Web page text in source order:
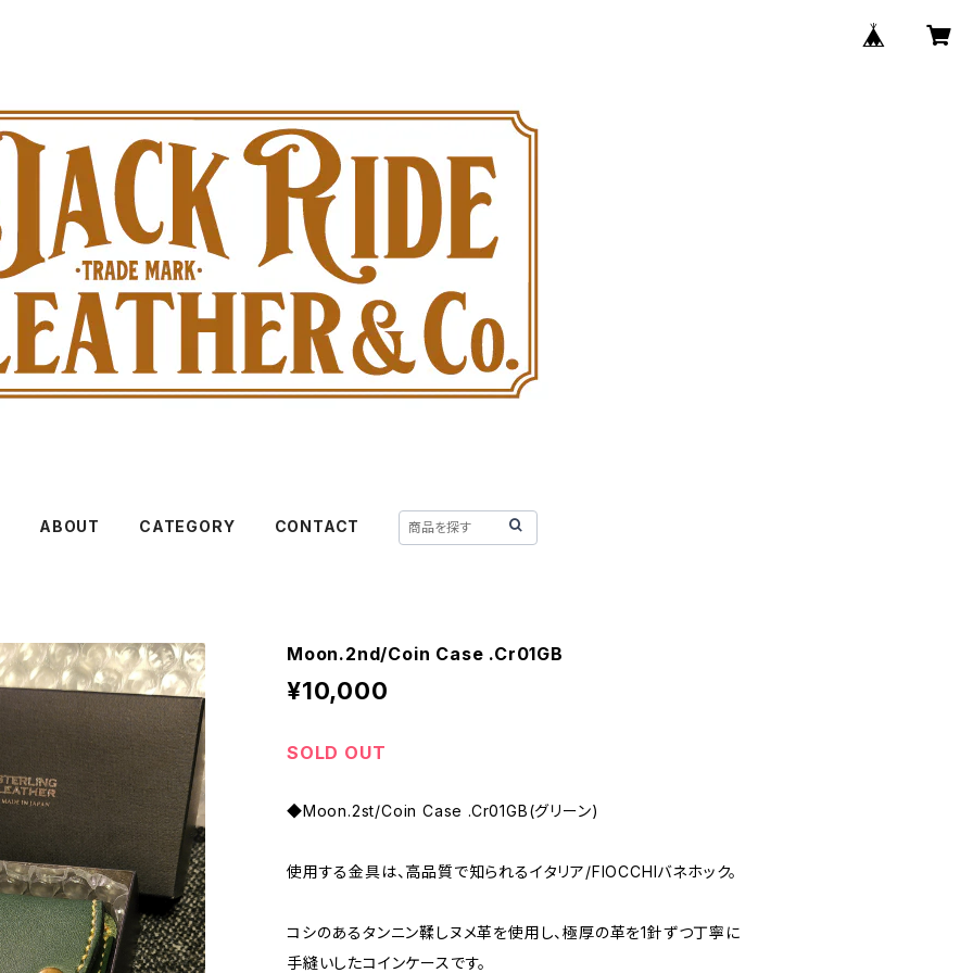
ABOUT CATEGORY CONTACT
Moon.2nd/Coin Case .Cr01GB
¥10,000
SOLD OUT
◆Moon.2st/Coin Case .Cr01GB(グリーン)
使用する金具は、高品質で知られるイタリア/FIOCCHIバネホック。
コシのあるタンニン鞣しヌメ革を使用し、極厚の革を1針ずつ丁寧に
手縫いしたコインケースです。